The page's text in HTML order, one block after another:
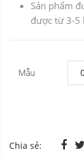
Sản phẩm
được từ 3-5
Mẫu
Chia sẻ: